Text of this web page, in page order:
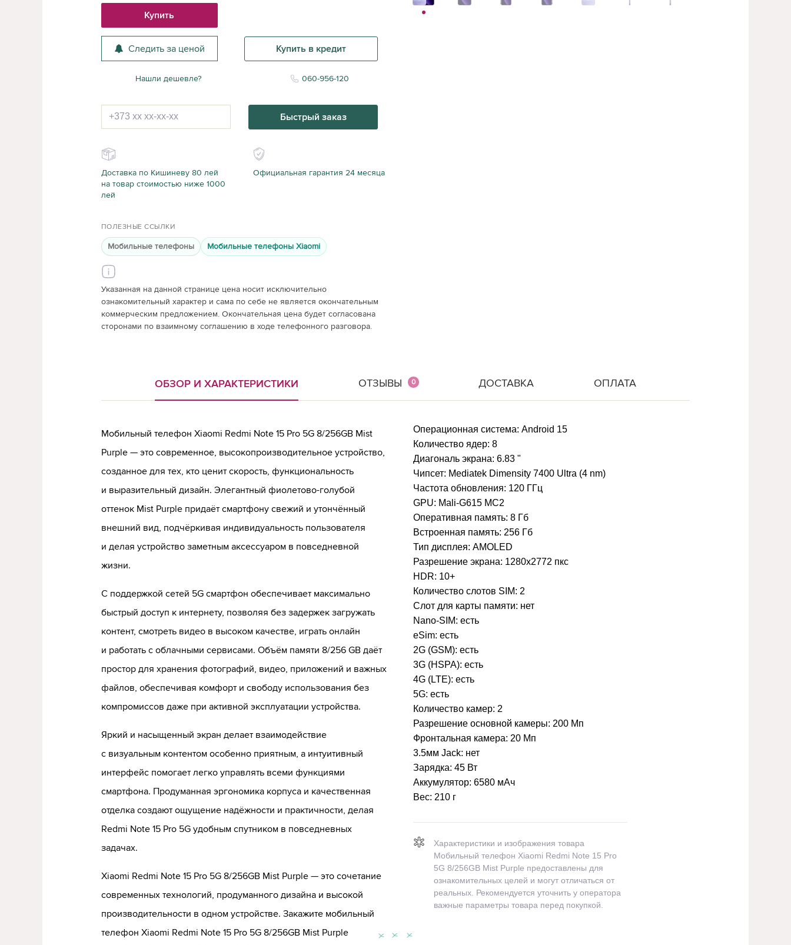
Купить
Следить за ценой Купить в кредит
Нашли дешевле? 060-956-120
Быстрый заказ
Доставка по Кишиневу 80 лей
на товар стоимостью ниже 1000
лей
Официальная гарантия 24 месяца
ПОЛЕЗНЫЕ ССЫЛКИ
Мобильные телефоны Мобильные телефоны Xiaomi
Указанная на данной странице цена носит исключительно
ознакомительный характер и сама по себе не является окончательным
коммерческим предложением. Окончательная цена будет согласована
сторонами по взаимному соглашению в ходе телефонного разговора.
ОБЗОР И ХАРАКТЕРИСТИКИ ОТЗЫВЫ 0 ДОСТАВКА ОПЛАТА
Мобильный телефон Xiaomi Redmi Note 15 Pro 5G 8/256GB Mist
Purple — это современное, высокопроизводительное устройство,
созданное для тех, кто ценит скорость, функциональность
и выразительный дизайн. Элегантный фиолетово-голубой
оттенок Mist Purple придаёт смартфону свежий и утончённый
внешний вид, подчёркивая индивидуальность пользователя
и делая устройство заметным аксессуаром в повседневной
жизни.
С поддержкой сетей 5G смартфон обеспечивает максимально
быстрый доступ к интернету, позволяя без задержек загружать
контент, смотреть видео в высоком качестве, играть онлайн
и работать с облачными сервисами. Объём памяти 8/256 GB даёт
простор для хранения фотографий, видео, приложений и важных
файлов, обеспечивая комфорт и свободу использования без
компромиссов даже при активной эксплуатации устройства.
Яркий и насыщенный экран делает взаимодействие
с визуальным контентом особенно приятным, а интуитивный
интерфейс помогает легко управлять всеми функциями
смартфона. Продуманная эргономика корпуса и качественная
отделка создают ощущение надёжности и практичности, делая
Redmi Note 15 Pro 5G удобным спутником в повседневных
задачах.
Xiaomi Redmi Note 15 Pro 5G 8/256GB Mist Purple — это сочетание
современных технологий, продуманного дизайна и высокой
производительности в одном устройстве. Закажите мобильный
телефон Xiaomi Redmi Note 15 Pro 5G 8/256GB Mist Purple
Операционная система: Android 15
Количество ядер: 8
Диагональ экрана: 6.83 "
Чипсет: Mediatek Dimensity 7400 Ultra (4 nm)
Частота обновления: 120 ГГц
GPU: Mali-G615 MC2
Оперативная память: 8 Гб
Встроенная память: 256 Гб
Тип дисплея: AMOLED
Разрешение экрана: 1280x2772 пкс
HDR: 10+
Количество слотов SIM: 2
Слот для карты памяти: нет
Nano-SIM: есть
eSim: есть
2G (GSM): есть
3G (HSPA): есть
4G (LTE): есть
5G: есть
Количество камер: 2
Разрешение основной камеры: 200 Мп
Фронтальная камера: 20 Мп
3.5мм Jack: нет
Зарядка: 45 Вт
Аккумулятор: 6580 мАч
Вес: 210 г
Характеристики и изображения товара
Мобильный телефон Xiaomi Redmi Note 15 Pro
5G 8/256GB Mist Purple предоставлены для
ознакомительных целей и могут отличаться от
реальных. Рекомендуется уточнить у оператора
важные параметры товара перед покупкой.